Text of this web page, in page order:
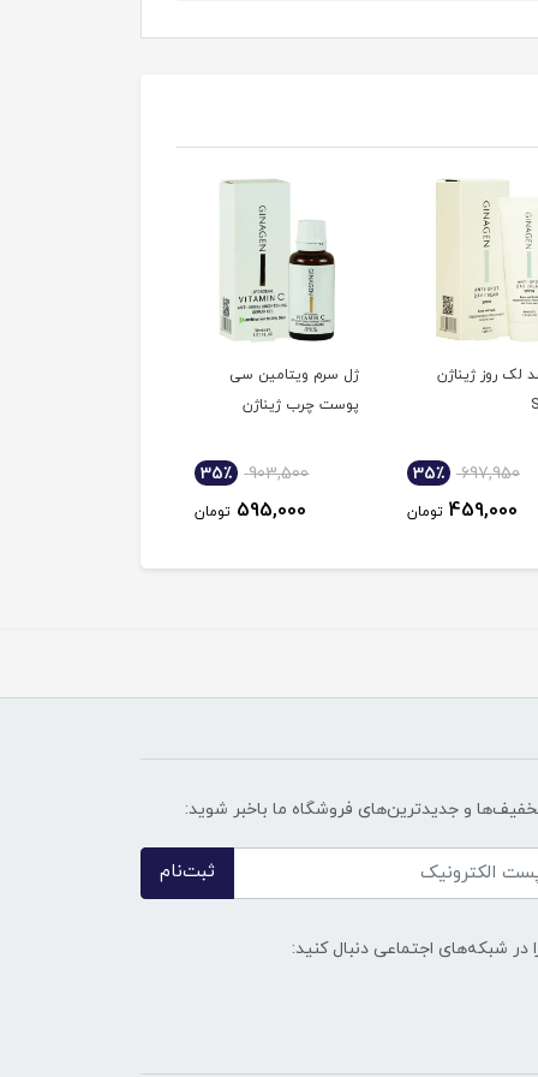
لک روز ژیناژن
697,950 35٪
459,000 تومان
ژل سرم ویتامین سی
پوست چرب ژیناژن
903,500 35٪
595,000 تومان
و جدیدترین‌های فروشگاه ما باخبر شوید:
ثبت‌نام
در شبکه‌های اجتماعی دنبال کنید: